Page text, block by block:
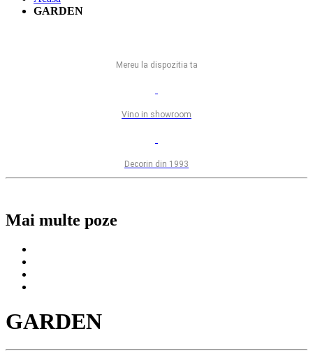
GARDEN
Mereu la dispozitia ta
Vino in showroom
Decorin din 1993
Mai multe poze
GARDEN